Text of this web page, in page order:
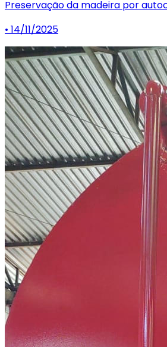
Preservação da madeira por
• 14/11/2025